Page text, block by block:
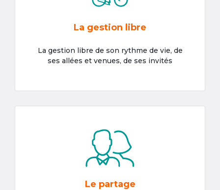
La gestion libre
La gestion libre de son rythme de vie, de
ses allées et venues, de ses invités
Le partage